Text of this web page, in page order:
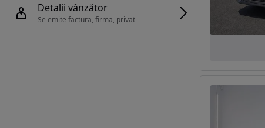
Detalii vânzător
Se emite factura, firma, privat